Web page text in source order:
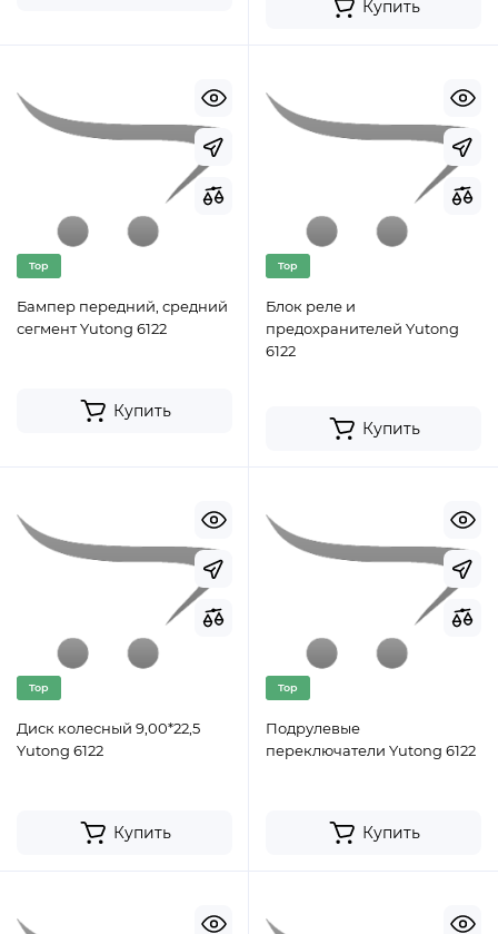
Купить
Top
Бампер передний, средний
сегмент Yutong 6122
Купить
Top
Блок реле и
предохранителей Yutong
6122
Купить
Top
Диск колесный 9,00*22,5
Yutong 6122
Купить
Top
Подрулевые
переключатели Yutong 6122
Купить